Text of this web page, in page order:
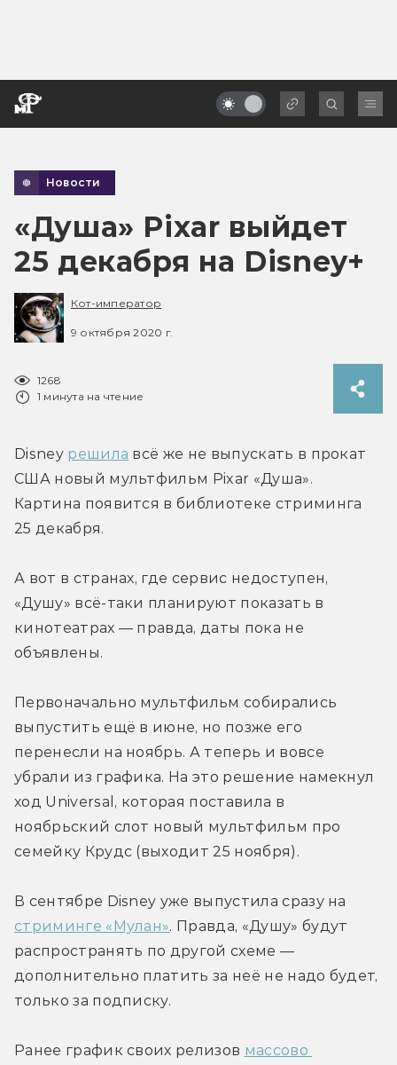
Новости
«Душа» Pixar выйдет
25 декабря на Disney+
Кот-император
9 октября 2020 г.
1268
1 минута на чтение
Disney решила всё же не выпускать в прокат
США новый мультфильм Pixar «Душа».
Картина появится в библиотеке стриминга
25 декабря.
А вот в странах, где сервис недоступен,
«Душу» всё-таки планируют показать в
кинотеатрах — правда, даты пока не
объявлены.
Первоначально мультфильм собирались
выпустить ещё в июне, но позже его
перенесли на ноябрь. А теперь и вовсе
убрали из графика. На это решение намекнул
ход Universal, которая поставила в
ноябрьский слот новый мультфильм про
семейку Крудс (выходит 25 ноября).
стриминге «Мулан». Правда, «Душу» будут
распространять по другой схеме —
дополнительно платить за неё не надо будет,
только за подписку.
Ранее график своих релизов массово